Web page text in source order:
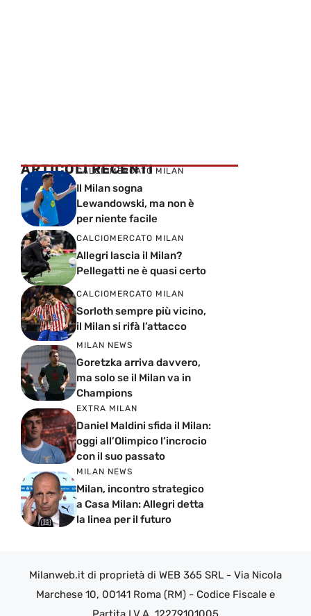
ARTICOLI RECENTI
CALCIOMERCATO MILAN
Il Milan sogna
Lewandowski, ma non è
per niente facile
CALCIOMERCATO MILAN
Allegri lascia il Milan?
Pellegatti ne è quasi certo
CALCIOMERCATO MILAN
Sorloth sempre più vicino,
il Milan si rifà l’attacco
MILAN NEWS
Goretzka arriva davvero,
ma solo se il Milan va in
Champions
EXTRA MILAN
Daniel Maldini sfida il Milan:
oggi all’Olimpico l’incrocio
con il suo passato
MILAN NEWS
Milan, incontro strategico
a Casa Milan: Allegri detta
la linea per il futuro
Milanweb.it di proprietà di WEB 365 SRL - Via Nicola
Marchese 10, 00141 Roma (RM) - Codice Fiscale e